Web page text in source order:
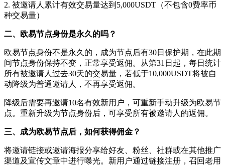
2. 被邀请人累计有效交易量达到5,000USDT（不包含0费率币
种交易量）
二、欧易节点身份是永久的吗？
欧易节点身份不是永久的，成为节点后有30日保护期，在此期
间节点身份保持不变，正常享受返佣。从第31日起，每日统计
所有被邀请人过去30天的交易量，若低于10,000USDT将被自
动降级为普通邀请人，不再享受返佣。
降级后需要再邀请10名有效新用户，可重新手动升级为欧易节
点。重新升级为节点身份后，可享受所有被邀请人的返佣。
三、成为欧易节点后，如何获得佣金？
将邀请链接或邀请海报分享给好友、粉丝、社群或在其他推广
渠道及宣传文章中进行曝光。新用户通过链接注册，召回老用